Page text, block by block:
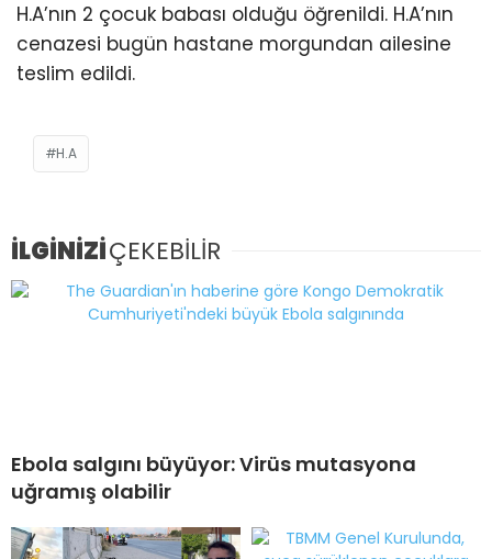
H.A’nın 2 çocuk babası olduğu öğrenildi. H.A’nın
cenazesi bugün hastane morgundan ailesine
teslim edildi.
H.A
İLGİNİZİÇEKEBİLİR
Ebola salgını büyüyor: Virüs mutasyona
uğramış olabilir